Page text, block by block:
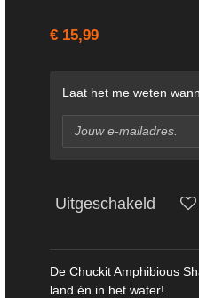
€ 15,99
Laat het me weten
Uitgeschakeld
De Chuckit Amphibious
land én in het water!